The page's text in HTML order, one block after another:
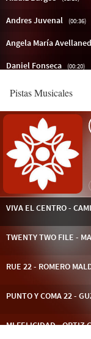
Pistas Musicales